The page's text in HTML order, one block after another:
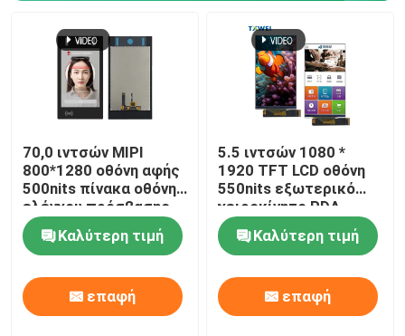
70,0 ιντσών MIPI
800*1280 οθόνη αφής
500nits πίνακα οθόνης
ελέγχου πρόσβασης
ασφαλείας
Καλύτερη τιμή
επαφή
5.5 ιντσών 1080 *
1920 TFT LCD οθόνη
550nits εξωτερικό
χειροκίνητο PDA
Καλύτερη τιμή
επαφή